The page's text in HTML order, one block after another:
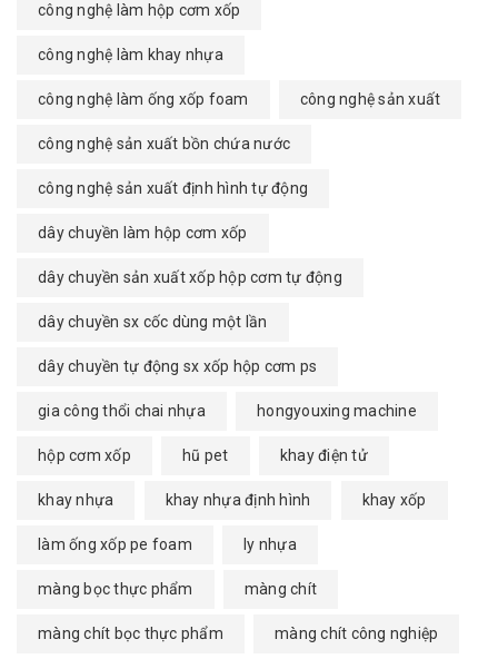
công nghệ làm hộp cơm xốp
công nghệ làm khay nhựa
công nghệ làm ống xốp foam công nghệ sản xuất
công nghệ sản xuất bồn chứa nước
công nghệ sản xuất định hình tự động
dây chuyền làm hộp cơm xốp
dây chuyền sản xuất xốp hộp cơm tự động
dây chuyền sx cốc dùng một lần
dây chuyền tự động sx xốp hộp cơm ps
gia công thổi chai nhựa hongyouxing machine
hộp cơm xốp hũ pet khay điện tử
khay nhựa khay nhựa định hình khay xốp
làm ống xốp pe foam ly nhựa
màng bọc thực phẩm màng chít
màng chít bọc thực phẩm màng chít công nghiệp